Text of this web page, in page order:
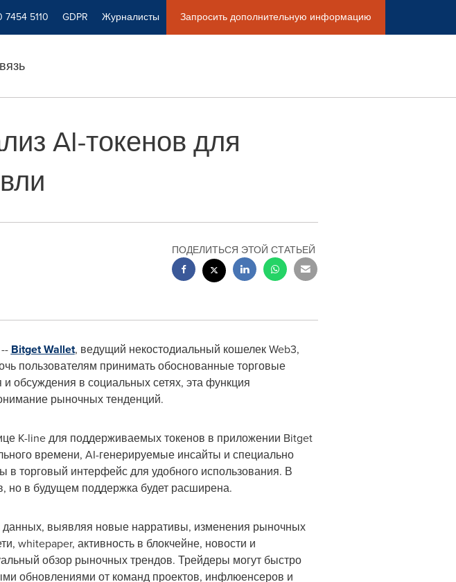
7454 5110 GDPR Журналисты Запросить дополнительную информацию
AI-токенов для
ПОДЕЛИТЬСЯ ЭТОЙ СТАТЬЕЙ
Bitget Wallet, ведущий некостодиальный кошелек Web3,
пользователям принимать обоснованные торговые
обсуждения в социальных сетях, эта функция
рыночных тенденций.
K-line для поддерживаемых токенов в приложении Bitget
времени, AI-генерируемые инсайты и специально
торговый интерфейс для удобного использования. В
но в будущем поддержка будет расширена.
данных, выявляя новые нарративы, изменения рыночных
whitepaper, активность в блокчейне, новости и
обзор рыночных трендов. Трейдеры могут быстро
обновлениями от команд проектов, инфлюенсеров и